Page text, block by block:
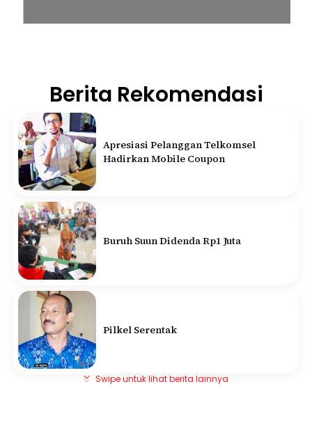
Berita Rekomendasi
Apresiasi Pelanggan Telkomsel
Hadirkan Mobile Coupon
Buruh Suun Didenda Rp1 Juta
Pilkel Serentak
Swipe untuk lihat berita lainnya